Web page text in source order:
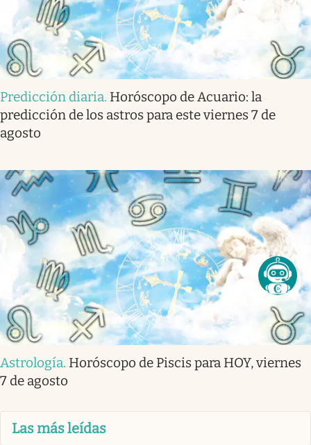
Predicción diaria. Horóscopo de Acuario: la
predicción de los astros para este viernes 7 de
agosto
Astrología. Horóscopo de Piscis para HOY, viernes
7 de agosto
Las más leídas